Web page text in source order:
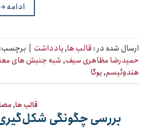
ادامه→
ارسال شده در : قالب ها,یادداشت برچسب:
حمیدرضا مظاهری سیف,شبه جنبش های
هندوئیسم,یوگا
قالب ها,
بررسی چگونگی